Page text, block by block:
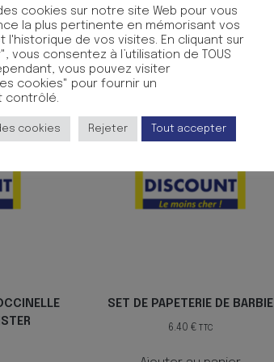
SET DE PAPETERIE DE BARBIE
6.40 € TTC
cookies sur notre site Web pour vous
la plus pertinente en mémorisant vos
de vos visites. En cliquant sur
vous consentez à l’utilisation de TOUS
vous pouvez visiter
cookies" pour fournir un
contrôlé.
cookies Rejeter Tout accepter